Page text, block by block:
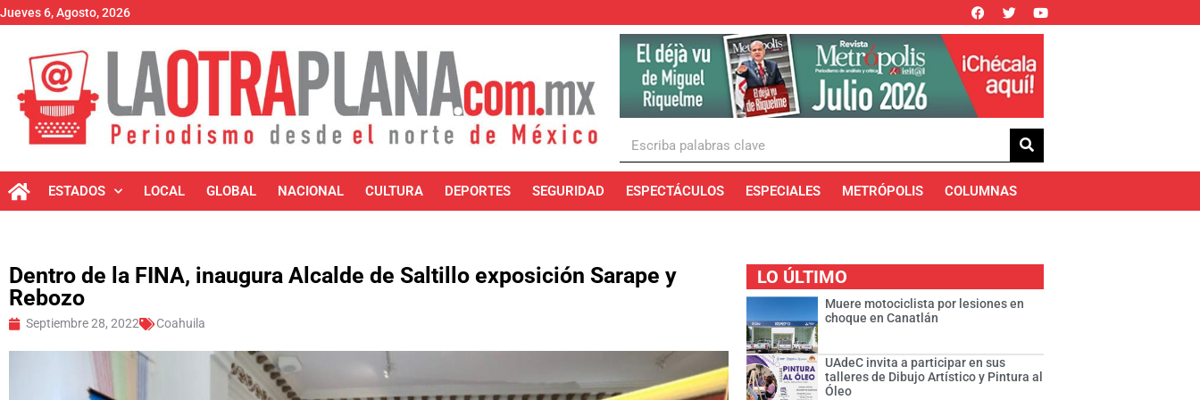
Jueves 6, Agosto, 2026
ESTADOS LOCAL GLOBAL NACIONAL CULTURA DEPORTES SEGURIDAD ESPECTÁCULOS ESPECIALES METRÓPOLIS COLUMNAS
Dentro de la FINA, inaugura Alcalde de Saltillo exposición Sarape y
Rebozo
Septiembre 28, 2022 Coahuila
LO ÚLTIMO
Muere motociclista por lesiones en
choque en Canatlán
UAdeC invita a participar en sus
talleres de Dibujo Artístico y Pintura al
Óleo